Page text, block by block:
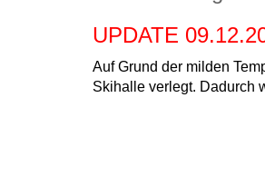
UPDATE
Auf Grund der milden
Skihalle verlegt. Dadurch